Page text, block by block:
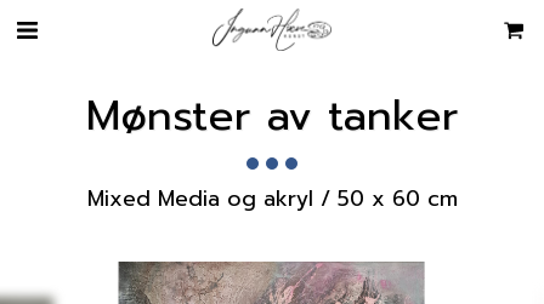
Mønster av tanker
Mixed Media og akryl / 50 x 60 cm